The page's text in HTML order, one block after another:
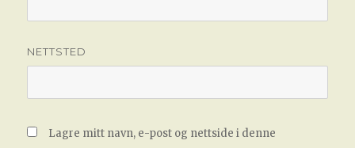
NETTSTED
Lagre mitt navn, e-post og nettside i denne